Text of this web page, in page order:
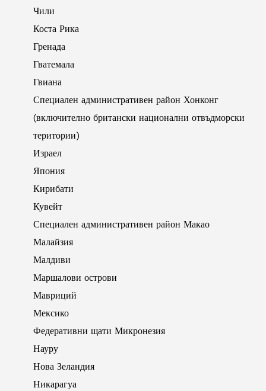
Чили
Коста Рика
Гренада
Гватемала
Гвиана
Специален административен район Хонконг
(включително британски национални отвъдморски
територии)
Израел
Япония
Кирибати
Кувейт
Специален административен район Макао
Малайзия
Малдиви
Маршалови острови
Мавриций
Мексико
Федеративни щати Микронезия
Науру
Нова Зеландия
Никарагуа